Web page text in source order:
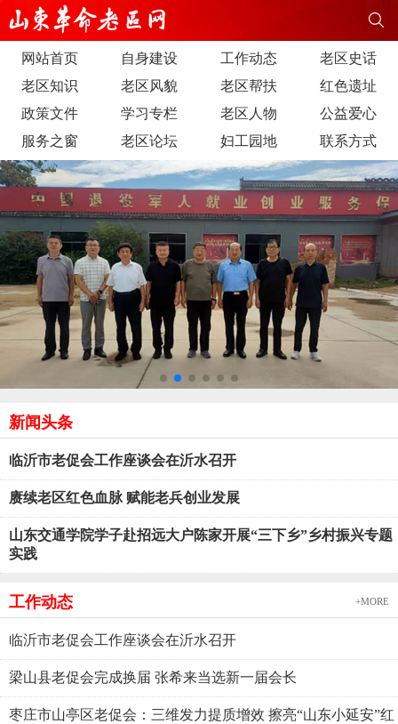
网站首页 自身建设 工作动态
老区史话
老区知识
老区风貌 老区帮扶
红色遗址
政策文件
学习专栏 老区人物
公益爱心
服务之窗
老区论坛 妇工园地 联系方式
新闻头条
临沂市老促会工作座谈会在沂水召开
赓续老区红色血脉 赋能老兵创业发展
山东交通学院学子赴招远大户陈家开展“三下乡”乡村振兴专题
实践
工作动态 +MORE
临沂市老促会工作座谈会在沂水召开
梁山县老促会完成换届 张希来当选新一届会长
枣庄市山亭区老促会：三维发力提质增效 擦亮“山东小延安”红